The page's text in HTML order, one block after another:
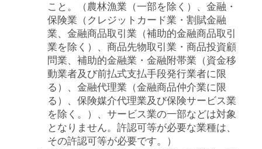
こと。（農林漁業（一部を除く）、金融・
保険業（クレジットカード業・割賦金融
業、金融商品取引業（補助的金融商品取引
業を除く）、商品先物取引業・商品投資顧
問業、補助的金融業・金融附帯業（資金移
動業者及び前払式支払手段発行業者に限
る）、金融代理業（金融商品仲介業に限
る）、保険媒介代理業及び保険サービス業
を除く。）、サービス業の一部などは対象
となりません。許認可等が必要な業種は、
その許認可等が必要です。）